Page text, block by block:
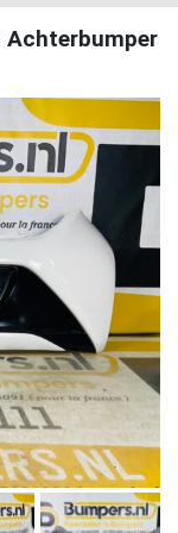
Achterbumper